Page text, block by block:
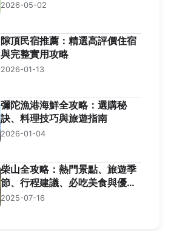
2026-05-02
隙頂民宿推薦：精選高評價住宿
與完整實用攻略
2026-01-13
彌陀漁港海鮮全攻略：選購秘
訣、料理技巧與旅遊指南
2026-01-04
柴山全攻略：熱門景點、旅遊季
節、行程建議、必吃美食與優質
住宿
2025-07-16